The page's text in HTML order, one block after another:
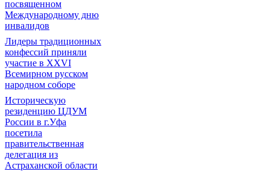
посвященном
Международному дню
инвалидов
Лидеры традиционных
конфессий приняли
участие в XXVI
Всемирном русском
народном соборе
Историческую
резиденцию ЦДУМ
России в г.Уфа
посетила
правительственная
делегация из
Астраханской области